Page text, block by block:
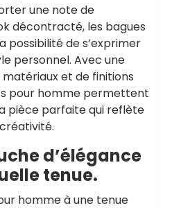
une note de
décontracté, les bagues
possibilité de s’exprimer
personnel. Avec une
et de finitions
pour homme permettent
pièce parfaite qui reflète
d’élégance
tenue.
homme à une tenue